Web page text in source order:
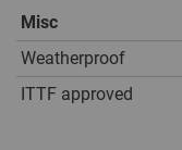
Misc
Weatherproof
ITTF approved